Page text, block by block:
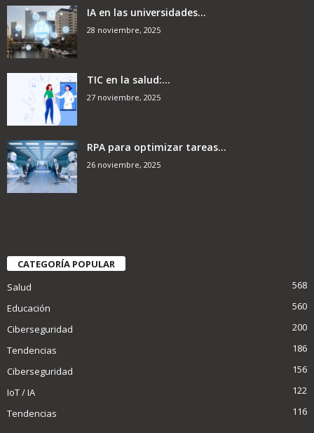
IA en las universidades...
28 noviembre, 2025
TIC en la salud:...
27 noviembre, 2025
RPA para optimizar tareas...
26 noviembre, 2025
CATEGORÍA POPULAR
Salud
568
Educación
560
Ciberseguridad
200
Tendencias
186
Ciberseguridad
156
IoT / IA
122
Tendencias
116